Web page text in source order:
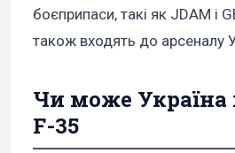
боєприпаси, такі як JDAM і
також входять до арсеналу
Чи може Україна
F-35